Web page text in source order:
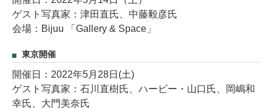
ゲスト写真家：津田直氏、中藤毅彦氏
会場：Bijuu 「Gallery & Space」
東京開催
開催日：2022年5月28日(土)
ゲスト写真家：石川直樹氏、ハービー・山口氏、岡嶋和
幸氏、大門美奈氏